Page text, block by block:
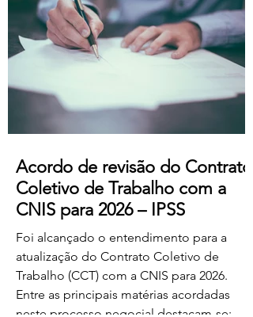
do subsídio de refeição para os 5,50€.
Estas alterações produzem efeitos
retroativos a janeiro de 2026, aguardando-
se a sua publicação no Boletim
Acordo de revisão do Contrato
Coletivo de Trabalho com a
CNIS para 2026 – IPSS
Foi alcançado o entendimento para a
atualização do Contrato Coletivo de
Trabalho (CCT) com a CNIS para 2026.
Entre as principais matérias acordadas
neste processo negocial destacam-se: